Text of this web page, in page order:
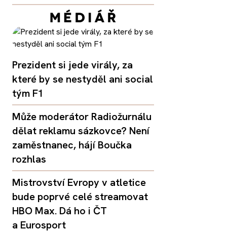
Prezident si jede virály, za
které by se nestyděl ani social
tým F1
Může moderátor Radiožurnálu
dělat reklamu sázkovce? Není
zaměstnanec, hájí Boučka
rozhlas
Mistrovství Evropy v atletice
bude poprvé celé streamovat
HBO Max. Dá ho i ČT
a Eurosport